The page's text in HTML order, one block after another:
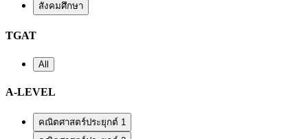
สังคมศึกษา
TGAT
All
A-LEVEL
คณิตศาสตร์ประยุกต์ 1